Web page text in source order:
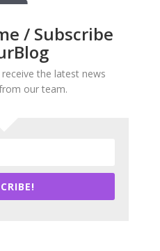
/ Subscribe
the latest news
our team.